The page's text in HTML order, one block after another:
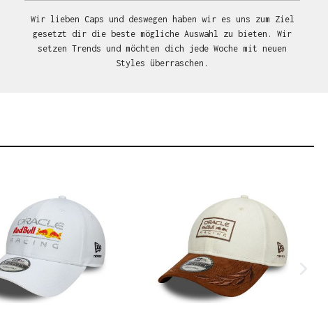
Wir lieben Caps und deswegen haben wir es uns zum Ziel
gesetzt dir die beste mögliche Auswahl zu bieten. Wir
setzen Trends und möchten dich jede Woche mit neuen
Styles überraschen.